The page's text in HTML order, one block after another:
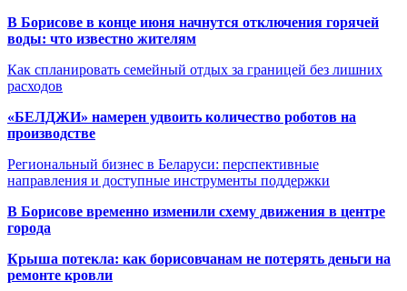
В Борисове в конце июня начнутся отключения горячей
воды: что известно жителям
Как спланировать семейный отдых за границей без лишних
расходов
«БЕЛДЖИ» намерен удвоить количество роботов на
производстве
Региональный бизнес в Беларуси: перспективные
направления и доступные инструменты поддержки
В Борисове временно изменили схему движения в центре
города
Крыша потекла: как борисовчанам не потерять деньги на
ремонте кровли